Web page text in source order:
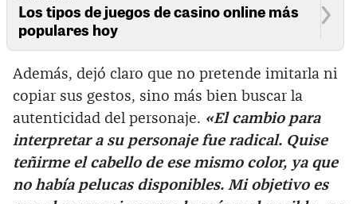
Los tipos de juegos de casino online más
populares hoy
Además, dejó claro que no pretende imitarla ni
copiar sus gestos, sino más bien buscar la
autenticidad del personaje. «El cambio para
interpretar a su personaje fue radical. Quise
teñirme el cabello de ese mismo color, ya que
no había pelucas disponibles. Mi objetivo es